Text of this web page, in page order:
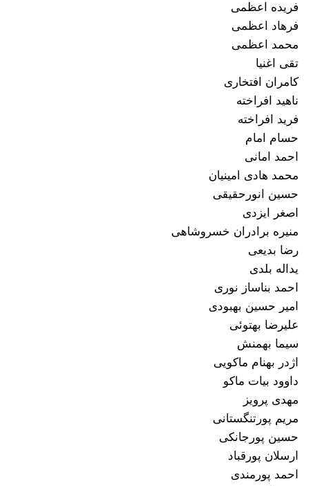
فریده اعظمی
فرهاد اعظمی
محمد اعظمی
تقی اغنیا
کامران افتخاری
ناهید افراخته
فرید افراخته
حسام امام
احمد امانی
محمد هادی امینیان
حسین انورحقیقی
اصغر ایزدی
منیره برادران خسروشاهی
رضا بدیعی
یداله بلدی
احمد بناساز نوری
امیر حسین بهبودی
علیرضا بهتوئی
سیما بهمنش
اژدر بهنام ماکویی
داوود بیات ماکو
مهدی پرویز
مریم پورتنگستانی
حسین پورجانکی
ارسلان پورقباد
احمد پورمندی